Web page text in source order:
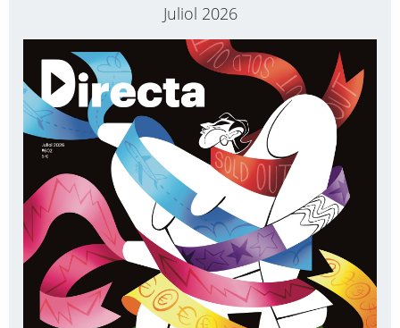
Juliol 2026